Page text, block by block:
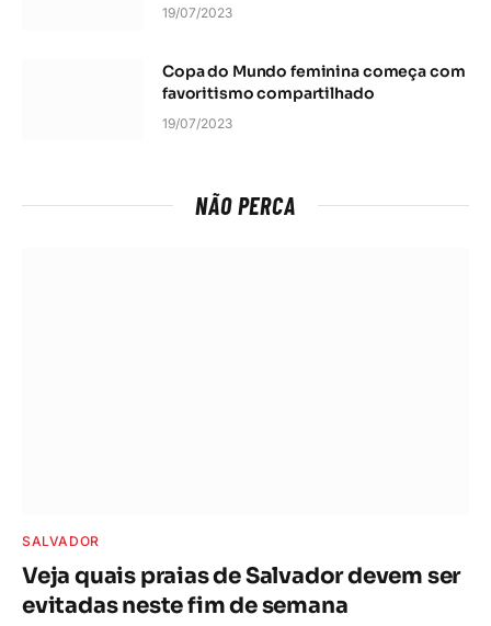
19/07/2023
Copa do Mundo feminina começa com
favoritismo compartilhado
19/07/2023
NÃO PERCA
SALVADOR
Veja quais praias de Salvador devem ser
evitadas neste fim de semana